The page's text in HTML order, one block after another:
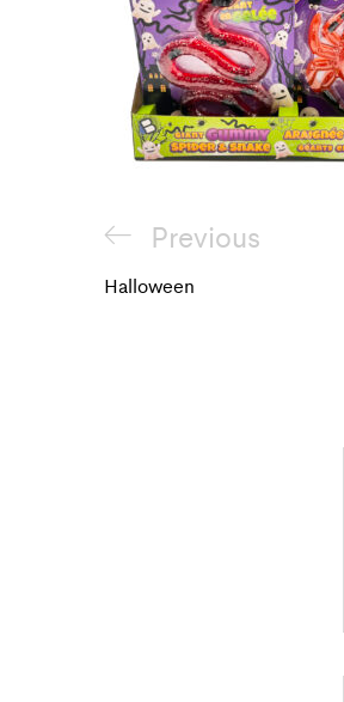
Navigation
de
Previous
Post
Previous
Halloween